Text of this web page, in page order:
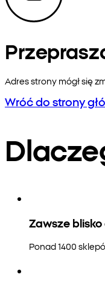
Adres strony mógł się
Wróć do strony
Zawsze
Ponad 1400